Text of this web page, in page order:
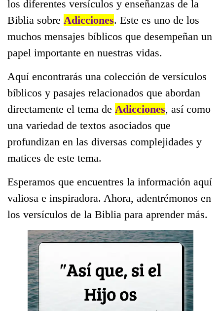
los diferentes versículos y enseñanzas de la
Biblia sobre Adicciones. Este es uno de los
muchos mensajes bíblicos que desempeñan un
papel importante en nuestras vidas.
Aquí encontrarás una colección de versículos
bíblicos y pasajes relacionados que abordan
directamente el tema de Adicciones, así como
una variedad de textos asociados que
profundizan en las diversas complejidades y
matices de este tema.
Esperamos que encuentres la información aquí
valiosa e inspiradora. Ahora, adentrémonos en
los versículos de la Biblia para aprender más.